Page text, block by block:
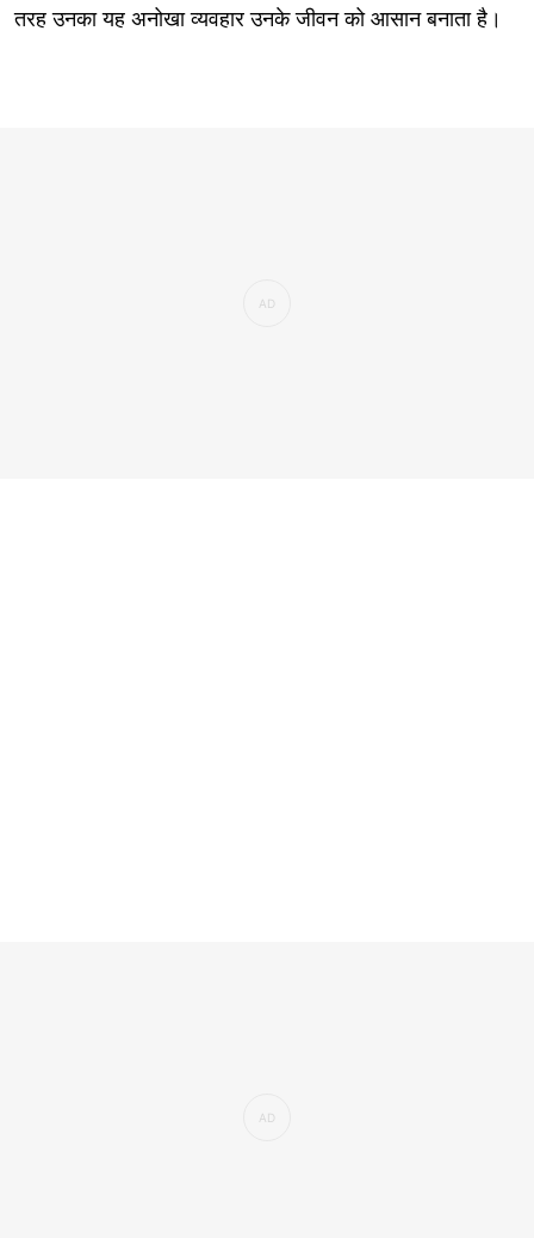
तरह उनका यह अनोखा व्यवहार उनके जीवन को आसान बनाता है।